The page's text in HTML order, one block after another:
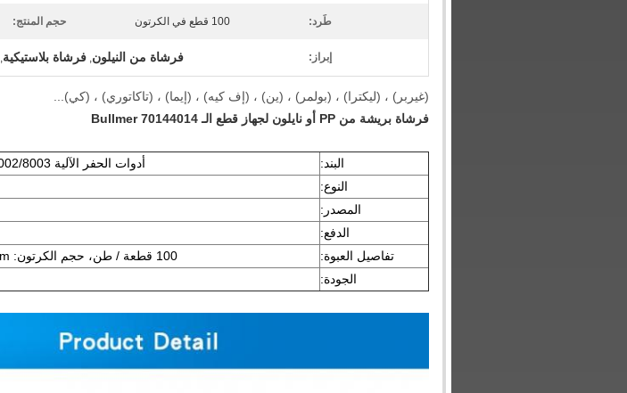
طَرد: 100 قطع في الكرتون حجم المنتج:
إبراز: فرشاة من النيلون, فرشاة بلاستيكية,
(غيربر) ، (ليكترا) ، (بولمر) ، (ين) ، (إف كيه) ، (إيما) ، (تاكاتوري) ، (كي)...
فرشاة بريشة من PP أو نايلون لجهاز قطع الـ Bullmer 70144014
البند:
أدوات الحفر الآلية Bullmer 8001/8002/8003
النوع:
المصدر:
الدفع:
تفاصيل العبوة:
100 قطعة / طن، حجم الكرتون: 530x430x330mm
الجودة: